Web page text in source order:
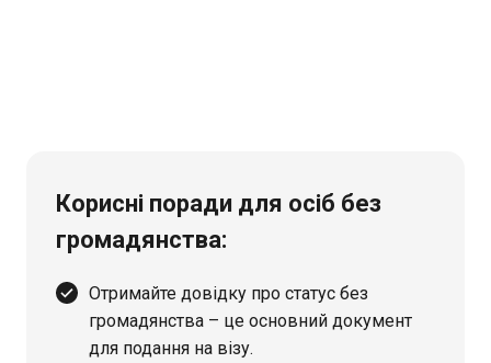
Корисні поради для осіб без
громадянства:
Отримайте довідку про статус без
громадянства – це основний документ
для подання на візу.